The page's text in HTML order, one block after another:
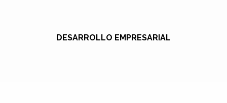
DESARROLLO EMPRESARIAL